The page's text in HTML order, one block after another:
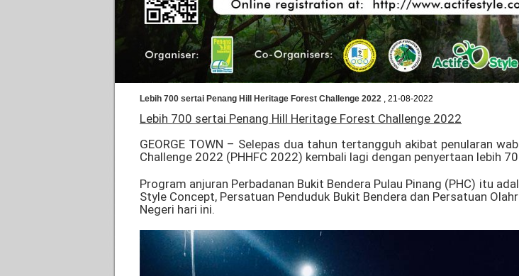
Lebih 700 sertai Penang Hill Heritage Forest Challenge 2022 , 21-08-2022
Lebih 700 sertai Penang Hill Heritage Forest Challenge 2022
GEORGE TOWN – Selepas dua tahun tertangguh akibat penularan
Challenge 2022 (PHHFC 2022) kembali lagi dengan penyertaan lebih
Program anjuran Perbadanan Bukit Bendera Pulau Pinang (PHC) itu
Style Concept, Persatuan Penduduk Bukit Bendera dan Persatuan
Negeri hari ini.